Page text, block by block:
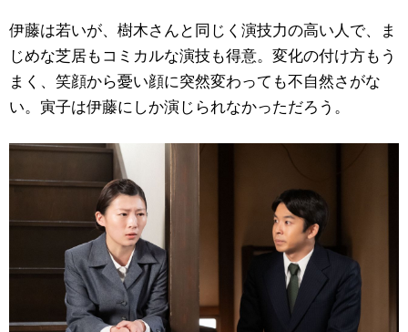
伊藤は若いが、樹木さんと同じく演技力の高い人で、ま
じめな芝居もコミカルな演技も得意。変化の付け方もう
まく、笑顔から憂い顔に突然変わっても不自然さがな
い。寅子は伊藤にしか演じられなかっただろう。